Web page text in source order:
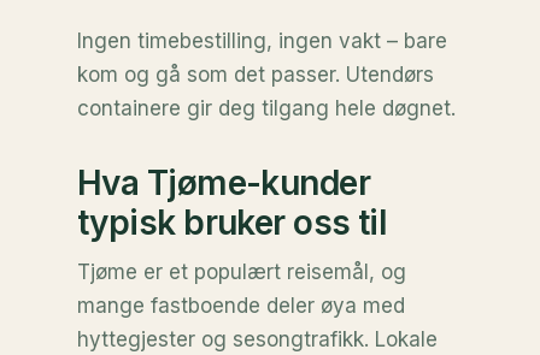
Ingen timebestilling, ingen vakt – bare
kom og gå som det passer. Utendørs
containere gir deg tilgang hele døgnet.
Hva Tjøme-kunder
typisk bruker oss til
Tjøme er et populært reisemål, og
mange fastboende deler øya med
hyttegjester og sesongtrafikk. Lokale